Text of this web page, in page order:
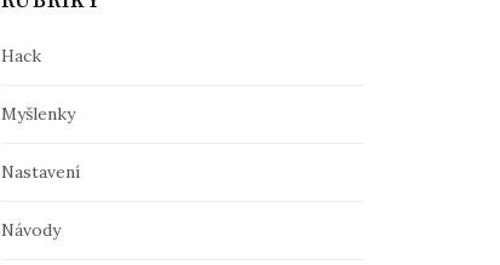
Hack
Myšlenky
Nastavení
Návody